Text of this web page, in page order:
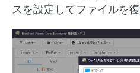
スを設定してファイルを復